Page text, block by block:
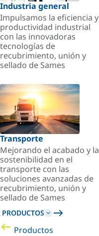
Industria general
Impulsamos la eficiencia y
productividad industrial
con las innovadoras
tecnologías de
recubrimiento, unión y
sellado de Sames
Transporte
Mejorando el acabado y la
sostenibilidad en el
transporte con las
soluciones avanzadas de
recubrimiento, unión y
sellado de Sames
PRODUCTOS
Productos